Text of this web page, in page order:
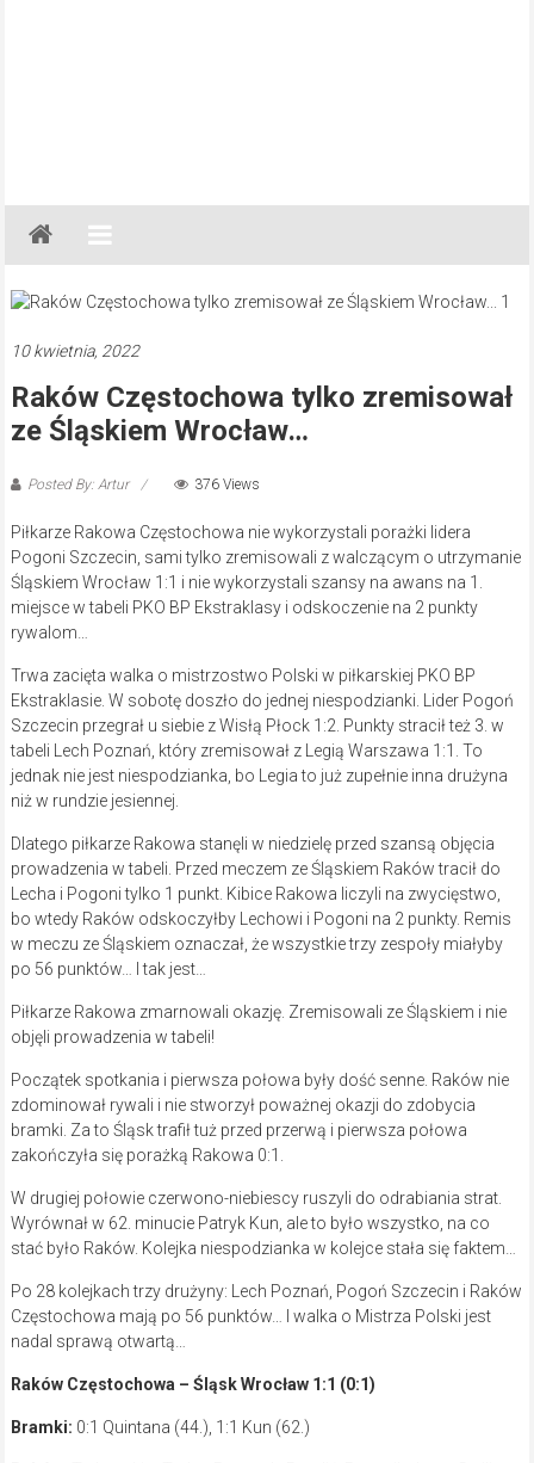
Gazeta
Regionalna
Częstochowa,
Lubliniec,
10 kwietnia, 2022
Raków Częstochowa tylko zremisował
ze Śląskiem Wrocław…
Posted By: Artur 376 Views
Piłkarze Rakowa Częstochowa nie wykorzystali porażki lidera
Pogoni Szczecin, sami tylko zremisowali z walczącym o utrzymanie
Śląskiem Wrocław 1:1 i nie wykorzystali szansy na awans na 1.
miejsce w tabeli PKO BP Ekstraklasy i odskoczenie na 2 punkty
rywalom…
Trwa zacięta walka o mistrzostwo Polski w piłkarskiej PKO BP
Ekstraklasie. W sobotę doszło do jednej niespodzianki. Lider Pogoń
Szczecin przegrał u siebie z Wisłą Płock 1:2. Punkty stracił też 3. w
tabeli Lech Poznań, który zremisował z Legią Warszawa 1:1. To
jednak nie jest niespodzianka, bo Legia to już zupełnie inna drużyna
niż w rundzie jesiennej.
Dlatego piłkarze Rakowa stanęli w niedzielę przed szansą objęcia
prowadzenia w tabeli. Przed meczem ze Śląskiem Raków tracił do
Lecha i Pogoni tylko 1 punkt. Kibice Rakowa liczyli na zwycięstwo,
bo wtedy Raków odskoczyłby Lechowi i Pogoni na 2 punkty. Remis
w meczu ze Śląskiem oznaczał, że wszystkie trzy zespoły miałyby
po 56 punktów… I tak jest…
Piłkarze Rakowa zmarnowali okazję. Zremisowali ze Śląskiem i nie
objęli prowadzenia w tabeli!
Początek spotkania i pierwsza połowa były dość senne. Raków nie
zdominował rywali i nie stworzył poważnej okazji do zdobycia
bramki. Za to Śląsk trafił tuż przed przerwą i pierwsza połowa
zakończyła się porażką Rakowa 0:1.
W drugiej połowie czerwono-niebiescy ruszyli do odrabiania strat.
Wyrównał w 62. minucie Patryk Kun, ale to było wszystko, na co
stać było Raków. Kolejka niespodzianka w kolejce stała się faktem…
Po 28 kolejkach trzy drużyny: Lech Poznań, Pogoń Szczecin i Raków
Częstochowa mają po 56 punktów… I walka o Mistrza Polski jest
nadal sprawą otwartą…
Raków Częstochowa – Śląsk Wrocław 1:1 (0:1)
Bramki: 0:1 Quintana (44.), 1:1 Kun (62.)